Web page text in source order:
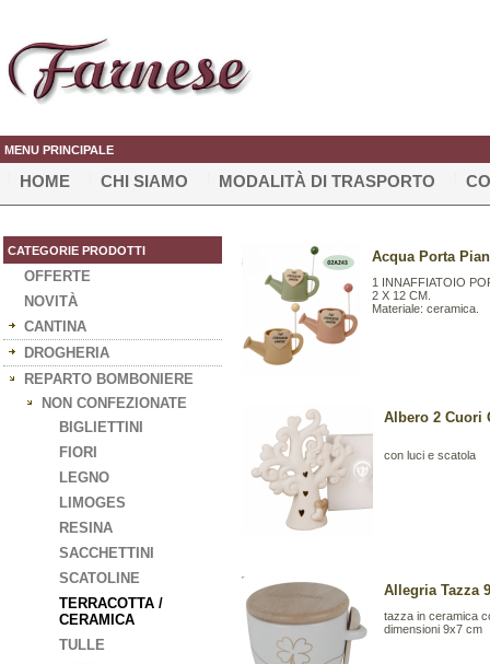
MENU PRINCIPALE
HOME CHI SIAMO MODALITÀ DI TRASPORTO
CATEGORIE PRODOTTI
OFFERTE
NOVITÀ
CANTINA
DROGHERIA
REPARTO BOMBONIERE
NON CONFEZIONATE
BIGLIETTINI
FIORI
LEGNO
LIMOGES
RESINA
SACCHETTINI
SCATOLINE
TERRACOTTA /
CERAMICA
TULLE
Acqua Porta
1 INNAFFIATOIO
2 X 12 CM.
Materiale: ceramica.
Albero 2 Cuori
con luci e scatola
Allegria Tazza
tazza in ceramica
dimensioni 9x7 cm